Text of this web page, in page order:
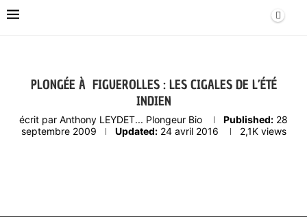
PLONGÉE À FIGUEROLLES : LES CIGALES DE L’ÉTÉ
INDIEN
écrit par Anthony LEYDET... Plongeur Bio Published: 28
septembre 2009
Updated: 24 avril 2016 2,1Kviews